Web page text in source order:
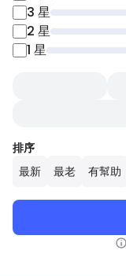
3 星
2 星
1 星
排序
最新
最老 有幫助